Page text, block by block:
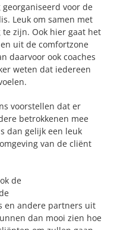
voor de
Leuk om samen met
zijn. Ook hier gaat het
uit de comfortzone
daarvoor ook coaches
weten dat iedereen
voorstellen dat er
betrokkenen mee
dan gelijk een leuk
van de cliënt
de
en andere partners uit
dan mooi zien hoe